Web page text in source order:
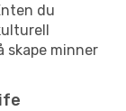
du
skape minner